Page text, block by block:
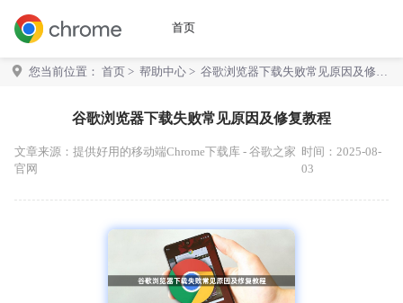
首页
您当前位置： 首页 > 帮助中心 > 谷歌浏览器下载失败常见原因及修复
谷歌浏览器下载失败常见原因及修复教程
文章来源： 提供好用的移动端Chrome下载库 - 谷歌之家
官网
时间：2025-08-
03